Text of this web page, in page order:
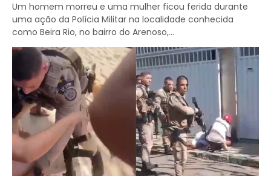
Um homem morreu e uma mulher ficou ferida durante
uma ação da Polícia Militar na localidade conhecida
como Beira Rio, no bairro do Arenoso,...